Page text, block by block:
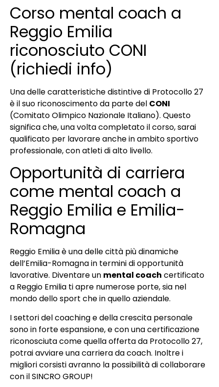
Corso mental coach a
Reggio Emilia
riconosciuto CONI
(richiedi info)
Una delle caratteristiche distintive di Protocollo 27
è il suo riconoscimento da parte del CONI
(Comitato Olimpico Nazionale Italiano). Questo
significa che, una volta completato il corso, sarai
qualificato per lavorare anche in ambito sportivo
professionale, con atleti di alto livello.
Opportunità di carriera
come mental coach a
Reggio Emilia e Emilia-
Romagna
Reggio Emilia è una delle città più dinamiche
dell’Emilia-Romagna in termini di opportunità
lavorative. Diventare un mental coach certificato
a Reggio Emilia ti apre numerose porte, sia nel
mondo dello sport che in quello aziendale.
I settori del coaching e della crescita personale
sono in forte espansione, e con una certificazione
riconosciuta come quella offerta da Protocollo 27,
potrai avviare una carriera da coach. Inoltre i
migliori corsisti avranno la possibilità di collaborare
con il SINCRO GROUP!